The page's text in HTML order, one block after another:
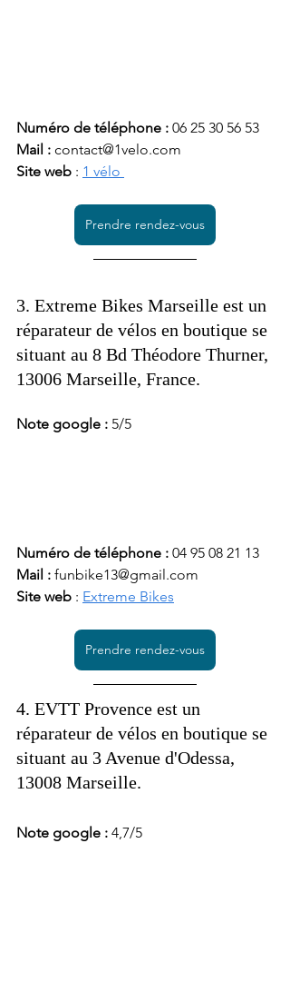
Numéro de téléphone : 06 25 30 56 53
Mail : contact@1velo.com
Site web : 1 vélo
Prendre rendez-vous
3. Extreme Bikes Marseille est un
réparateur de vélos en boutique se
situant au 8 Bd Théodore Thurner,
13006 Marseille, France.
Note google : 5/5
Numéro de téléphone : 04 95 08 21 13
Mail : funbike13@gmail.com
Site web : Extreme Bikes
Prendre rendez-vous
4. EVTT Provence est un
réparateur de vélos en boutique se
situant au 3 Avenue d'Odessa,
13008 Marseille.
Note google : 4,7/5